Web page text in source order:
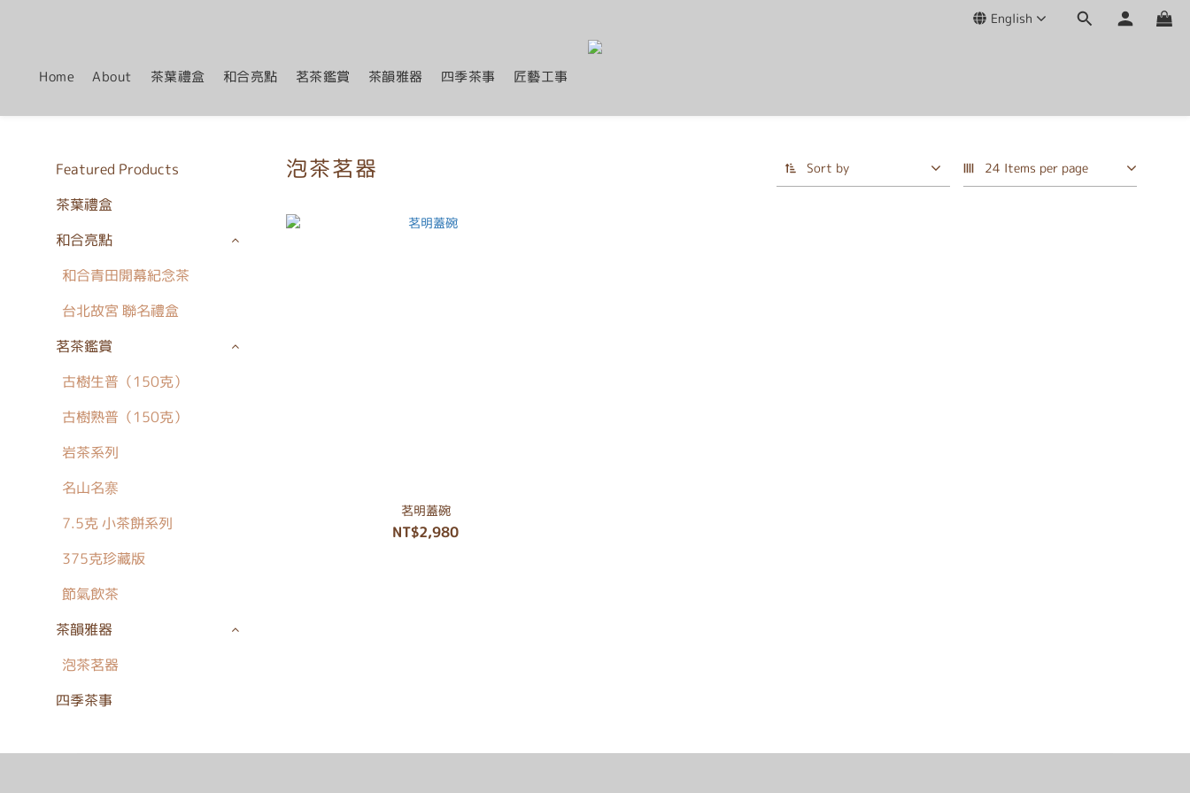
English
Home About 茶葉禮盒 和合亮點 茗茶鑑賞 茶韻雅器 四季茶事 匠藝工事
Featured Products
茶葉禮盒
和合亮點
和合青田開幕紀念茶
台北故宮 聯名禮盒
茗茶鑑賞
古樹生普（150克）
古樹熟普（150克）
岩茶系列
名山名寨
7.5克 小茶餅系列
375克珍藏版
節氣飲茶
茶韻雅器
泡茶茗器
四季茶事
泡茶茗器 Sort by 24 Items per page
茗明蓋碗
NT$2,980